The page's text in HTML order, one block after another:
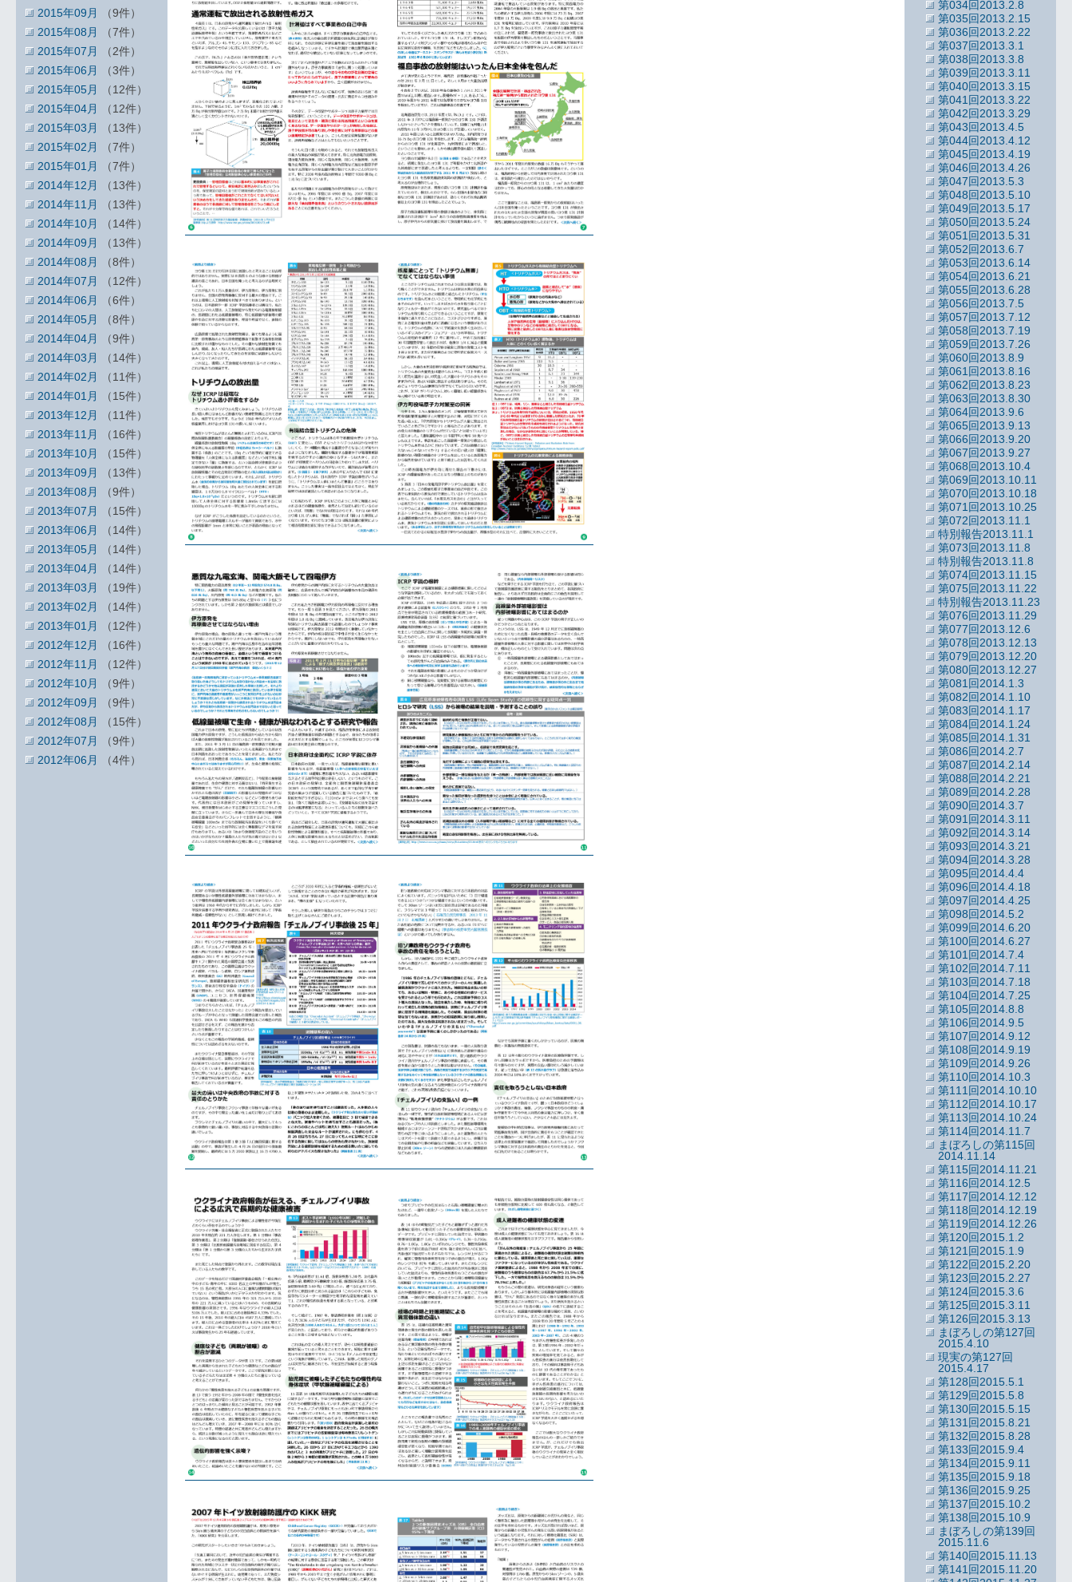
2015年09月
（9件）
2015年08月
（7件）
2015年07月
（2件）
2015年06月
（3件）
2015年05月
（12件）
2015年04月
（12件）
2015年03月
（13件）
2015年02月
（7件）
2015年01月
（7件）
2014年12月
（13件）
2014年11月
（13件）
2014年10月
（14件）
2014年09月
（13件）
2014年08月
（8件）
2014年07月
（12件）
2014年06月
（6件）
2014年05月
（8件）
2014年04月
（9件）
2014年03月
（14件）
2014年02月
（11件）
2014年01月
（15件）
2013年12月
（11件）
2013年11月
（16件）
2013年10月
（15件）
2013年09月
（13件）
2013年08月
（9件）
2013年07月
（15件）
2013年06月
（14件）
2013年05月
（14件）
2013年04月
（14件）
2013年03月
（19件）
2013年02月
（14件）
2013年01月
（12件）
2012年12月
（16件）
2012年11月
（12件）
2012年10月
（9件）
2012年09月
（9件）
2012年08月
（15件）
2012年07月
（9件）
2012年06月
（4件）
第034回2013.2.8
第035回2013.2.15
第036回2013.2.22
第037回2013.3.1
第038回2013.3.8
第039回2013.3.11
第040回2013.3.15
第041回2013.3.22
第042回2013.3.29
第043回2013.4.5
第044回2013.4.12
第045回2013.4.19
第046回2013.4.26
第047回2013.5.3
第048回2013.5.10
第049回2013.5.17
第050回2013.5.24
第051回2013.5.31
第052回2013.6.7
第053回2013.6.14
第054回2013.6.21
第055回2013.6.28
第056回2013.7.5
第057回2013.7.12
第058回2013.7.19
第059回2013.7.26
第060回2013.8.9
第061回2013.8.16
第062回2013.8.23
第063回2013.8.30
第064回2013.9.6
第065回2013.9.13
第066回2013.9.20
第067回2013.9.27
第068回2013.10.4
第069回2013.10.11
第070回2013.10.18
第071回2013.10.25
第072回2013.11.1
特別報告2013.11.1
第073回2013.11.8
特別報告2013.11.8
第074回2013.11.15
第075回2013.11.22
特別報告2013.11.23
第076回2013.11.29
第077回2013.12.6
第078回2013.12.13
第079回2013.12.20
第080回2013.12.27
第081回2014.1.3
第082回2014.1.10
第083回2014.1.17
第084回2014.1.24
第085回2014.1.31
第086回2014.2.7
第087回2014.2.14
第088回2014.2.21
第089回2014.2.28
第090回2014.3.7
第091回2014.3.11
第092回2014.3.14
第093回2014.3.21
第094回2014.3.28
第095回2014.4.4
第096回2014.4.18
第097回2014.4.25
第098回2014.5.2
第099回2014.6.20
第100回2014.6.27
第101回2014.7.4
第102回2014.7.11
第103回2014.7.18
第104回2014.7.25
第105回2014.8.8
第106回2014.9.5
第107回2014.9.12
第108回2014.9.19
第109回2014.9.26
第110回2014.10.3
第111回2014.10.10
第112回2014.10.17
第113回2014.10.24
第114回2014.11.7
まぼろしの第115回
2014.11.14
第115回2014.11.21
第116回2014.12.5
第117回2014.12.12
第118回2014.12.19
第119回2014.12.26
第120回2015.1.2
第121回2015.1.9
第122回2015.2.20
第123回2015.2.27
第124回2015.3.6
第125回2015.3.11
第126回2015.3.13
まぼろしの第127回
2015.4.10
現実の第127回
2015.4.17
第128回2015.5.1
第129回2015.5.8
第130回2015.5.15
第131回2015.8.21
第132回2015.8.28
第133回2015.9.4
第134回2015.9.11
第135回2015.9.18
第136回2015.9.25
第137回2015.10.2
第138回2015.10.9
まぼろしの第139回
2015.11.6
第140回2015.11.13
第141回2015.11.20